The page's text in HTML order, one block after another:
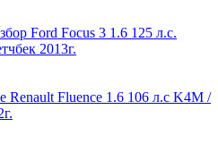
Ford Focus 3 1.6 125 л.с.
2013г.
Renault Fluence 1.6 106 л.с K4M /